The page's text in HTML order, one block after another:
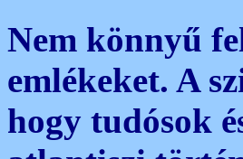
Nem könnyű
emlékeket. A
hogy tudósok